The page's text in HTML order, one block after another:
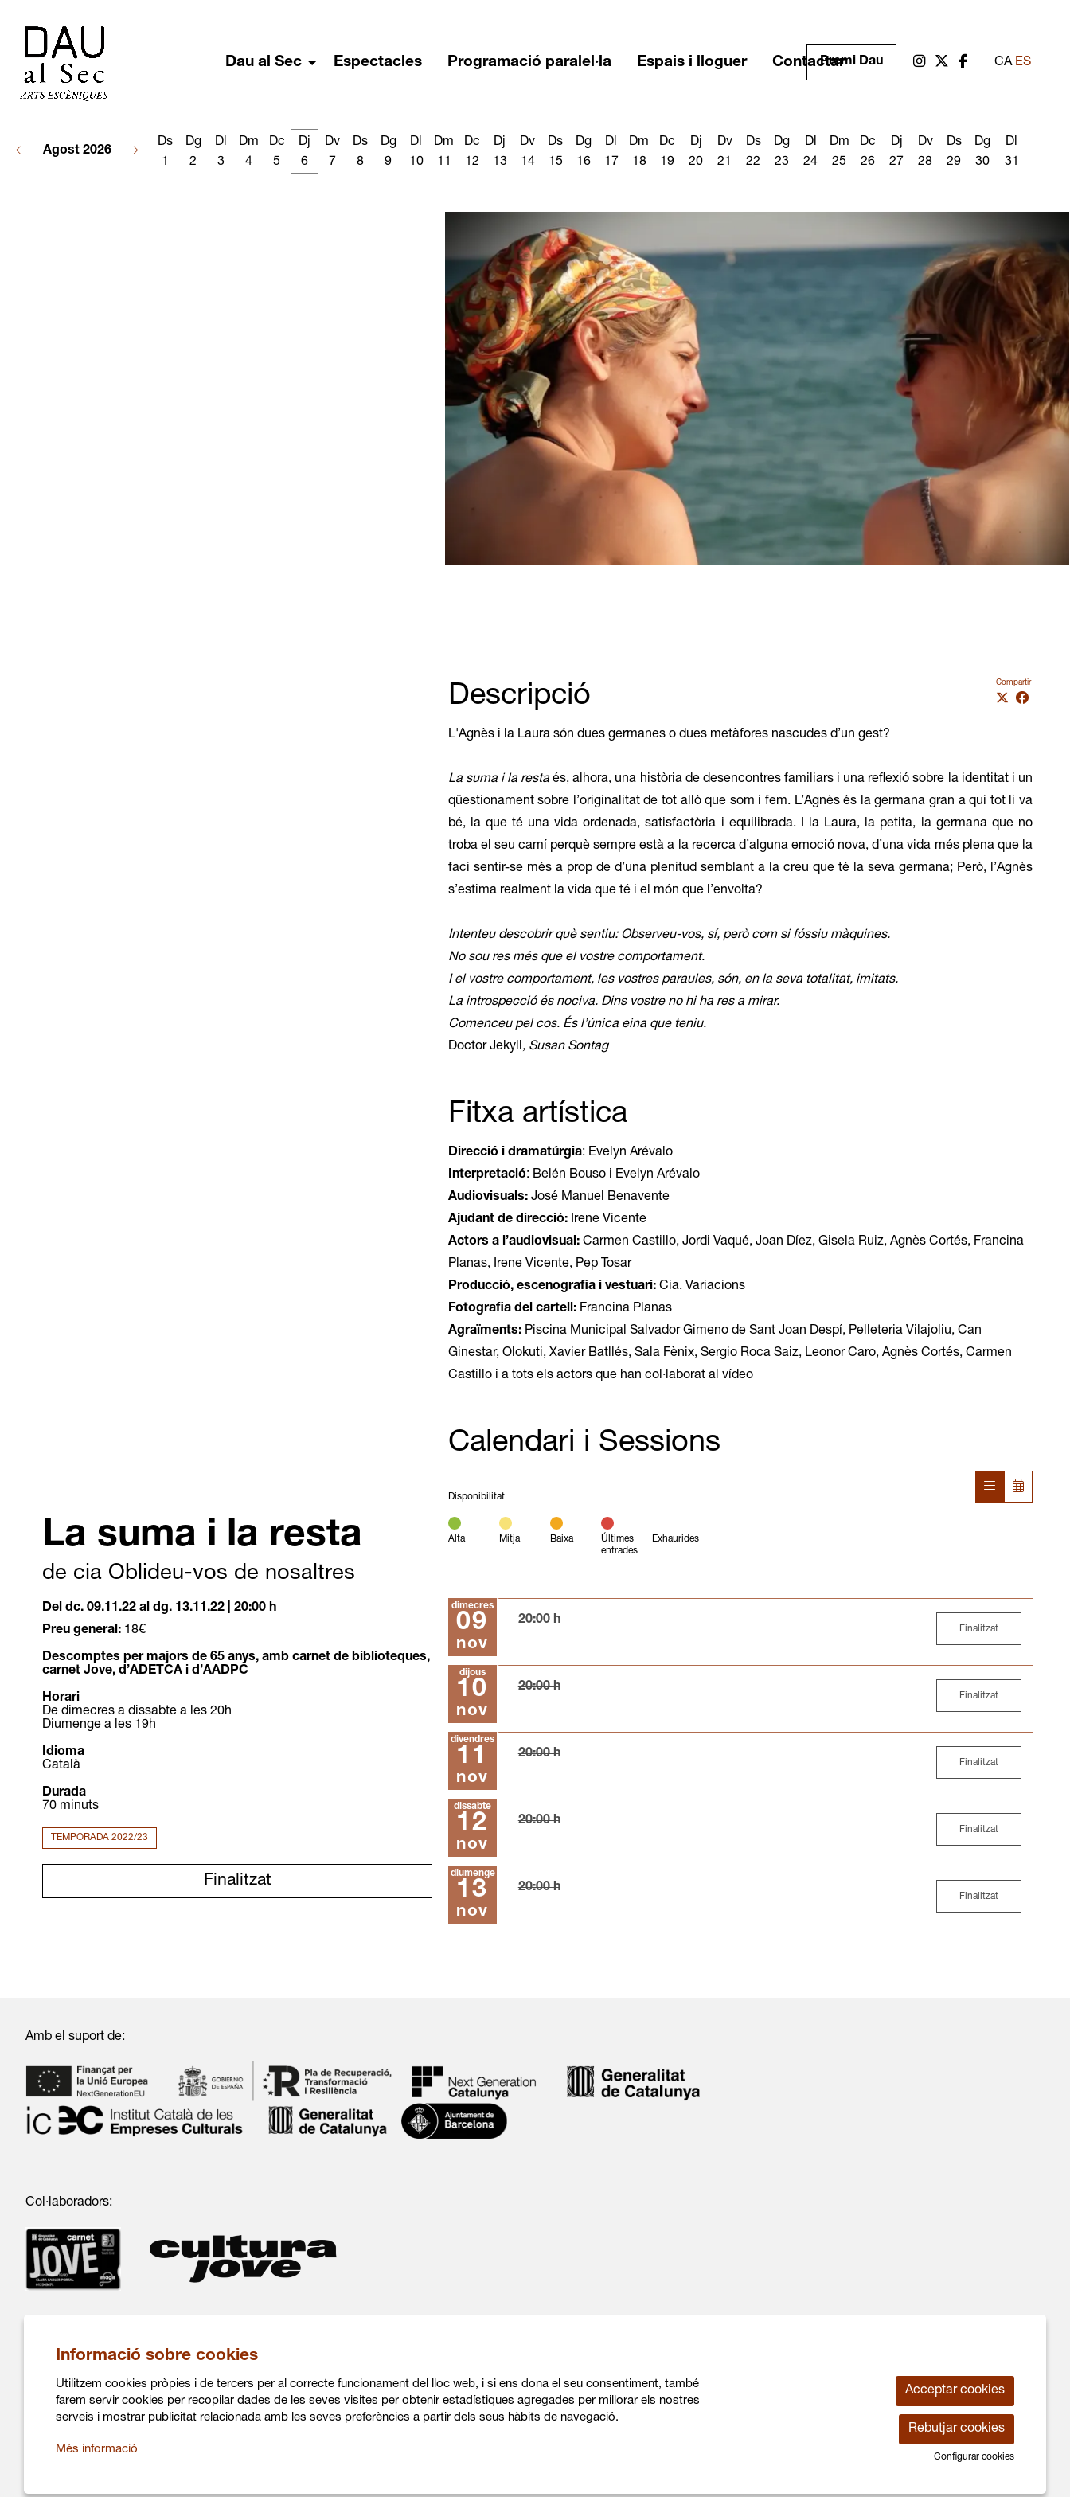
CA ES
Link a instagram
Link a twitter
Link a facebook
Premi Dau
Dau al Sec Espectacles Programació paralel·la Espais i lloguer Contactar
Agost 2026
Ds
1
Dg
2
Dl
3
Dm
4
Dc
5
Dj
6
Dv
7
Ds
8
Dg
9
Dl
10
Dm
11
Dc
12
Dj
13
Dv
14
Ds
15
Dg
16
Dl
17
Dm
18
Dc
19
Dj
20
Dv
21
Ds
22
Dg
23
Dl
24
Dm
25
Dc
26
Dj
27
Dv
28
Ds
29
Dg
30
Dl
31
La suma i la resta
de cia Oblideu-vos de nosaltres
Del dc. 09.11.22 al dg. 13.11.22 |20:00 h
Preu general: 18€
Descomptes per majors de 65 anys, amb carnet de biblioteques,
carnet Jove, d’ADETCA i d’AADPC
Horari
De dimecres a dissabte a les 20h
Diumenge a les 19h
Idioma
Català
Durada
70 minuts
TEMPORADA 2022/23
Finalitzat
Compartir
Descripció
L'Agnès i la Laura són dues germanes o dues metàfores nascudes d’un gest?
La suma i la resta és, alhora, una història de desencontres familiars i una reflexió sobre la identitat i un
qüestionament sobre l’originalitat de tot allò que som i fem. L’Agnès és la germana gran a qui tot li va
bé, la que té una vida ordenada, satisfactòria i equilibrada. I la Laura, la petita, la germana que no
troba el seu camí perquè sempre està a la recerca d’alguna emoció nova, d’una vida més plena que la
faci sentir-se més a prop de d’una plenitud semblant a la creu que té la seva germana; Però, l’Agnès
s’estima realment la vida que té i el món que l’envolta?
Intenteu descobrir què sentiu: Observeu-vos, sí, però com si fóssiu màquines.
No sou res més que el vostre comportament.
I el vostre comportament, les vostres paraules, són, en la seva totalitat, imitats.
La introspecció és nociva. Dins vostre no hi ha res a mirar.
Comenceu pel cos. És l’única eina que teniu.
Doctor Jekyll, Susan Sontag
Fitxa artística
Direcció i dramatúrgia: Evelyn Arévalo
Interpretació: Belén Bouso i Evelyn Arévalo
Audiovisuals: José Manuel Benavente
Ajudant de direcció: Irene Vicente
Actors a l’audiovisual: Carmen Castillo, Jordi Vaqué, Joan Díez, Gisela Ruiz, Agnès Cortés, Francina
Planas, Irene Vicente, Pep Tosar
Producció, escenografia i vestuari: Cia. Variacions
Fotografia del cartell: Francina Planas
Agraïments: Piscina Municipal Salvador Gimeno de Sant Joan Despí, Pelleteria Vilajoliu, Can
Ginestar, Olokuti, Xavier Batllés, Sala Fènix, Sergio Roca Saiz, Leonor Caro, Agnès Cortés, Carmen
Castillo i a tots els actors que han col·laborat al vídeo
Calendari i Sessions
Disponibilitat
Alta Mitja Baixa
Últimes
entrades
Exhaurides
dimecres
09
nov
20:00 h
Finalitzat
dijous
10
nov
20:00 h
Finalitzat
divendres
11
nov
20:00 h
Finalitzat
dissabte
12
nov
20:00 h
Finalitzat
diumenge
13
nov
20:00 h
Finalitzat
Amb el suport de:
Col·laboradors:
C/ Salvà 86
08004 Barcelona
info@daualsecartsesceniques.cat
Sitemap | Avís Legal | Política de privacitat Declaració d'accessiblitat
Informació sobre cookies
Utilitzem cookies pròpies i de tercers per al correcte funcionament del lloc web, i si ens dona el seu consentiment, també
farem servir cookies per recopilar dades de les seves visites per obtenir estadístiques agregades per millorar els nostres
serveis i mostrar publicitat relacionada amb les seves preferències a partir dels seus hàbits de navegació.
Més informació
Acceptar cookies
Rebutjar cookies
Configurar cookies